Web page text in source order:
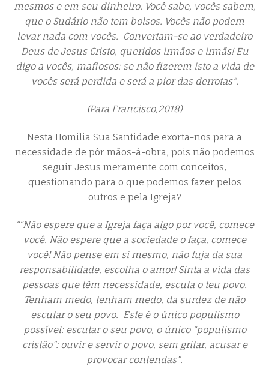
mesmos e em seu dinheiro. Você sabe, vocês sabem,
que o Sudário não tem bolsos. Vocês não podem
levar nada com vocês. Convertam-se ao verdadeiro
Deus de Jesus Cristo, queridos irmãos e irmãs! Eu
digo a vocês, mafiosos: se não fizerem isto a vida de
vocês será perdida e será a pior das derrotas”.
(Para Francisco,2018)
Nesta Homilia Sua Santidade exorta-nos para a
necessidade de pôr mãos-à-obra, pois não podemos
seguir Jesus meramente com conceitos,
questionando para o que podemos fazer pelos
outros e pela Igreja?
““Não espere que a Igreja faça algo por você, comece
você. Não espere que a sociedade o faça, comece
você! Não pense em si mesmo, não fuja da sua
responsabilidade, escolha o amor! Sinta a vida das
pessoas que têm necessidade, escuta o teu povo.
Tenham medo, tenham medo, da surdez de não
escutar o seu povo. Este é o único populismo
possível: escutar o seu povo, o único “populismo
cristão”: ouvir e servir o povo, sem gritar, acusar e
provocar contendas”.